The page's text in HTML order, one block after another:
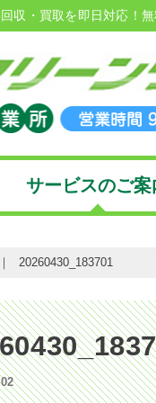
収・買取を即日対応！
サービスのご案
20260430_183701